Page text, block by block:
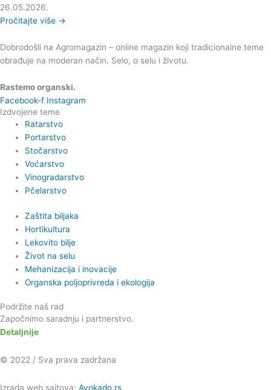
26.05.2026.
Pročitajte više →
Dobrodošli na Agromagazin – online magazin koji tradicionalne teme
obrađuje na moderan način. Selo, o selu i životu.
Rastemo organski.
Facebook-f Instagram
Izdvojene teme
Ratarstvo
Portarstvo
Stočarstvo
Voćarstvo
Vinogradarstvo
Pčelarstvo
Zaštita biljaka
Hortikultura
Lekovito bilje
Život na selu
Mehanizacija i inovacije
Organska poljoprivreda i ekologija
Podržite naš rad
Započnimo saradnju i partnerstvo.
Detaljnije
© 2022 / Sva prava zadržana
Izrada web sajtova: Avokado.rs